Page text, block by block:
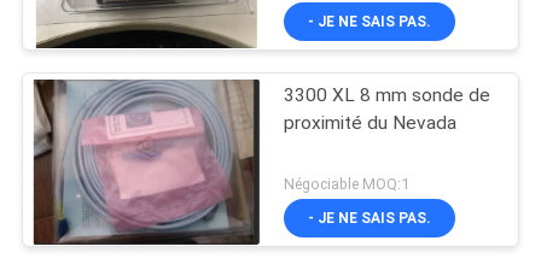
- JE NE SAIS PAS.
3300 XL 8 mm sonde de
proximité du Nevada
Négociable MOQ:1
- JE NE SAIS PAS.